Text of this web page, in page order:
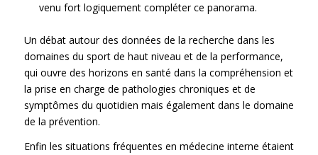
venu fort logiquement compléter ce panorama.
Un débat autour des données de la recherche dans les
domaines du sport de haut niveau et de la performance,
qui ouvre des horizons en santé dans la compréhension et
la prise en charge de pathologies chroniques et de
symptômes du quotidien mais également dans le domaine
de la prévention.
Enfin les situations fréquentes en médecine interne étaient